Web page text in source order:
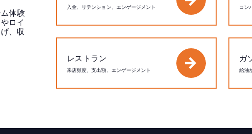
体験
ロイ
、収
入金、リテンション、エンゲージメント コン
レストラン
来店頻度、支出額、エンゲージメント
ガ
給油